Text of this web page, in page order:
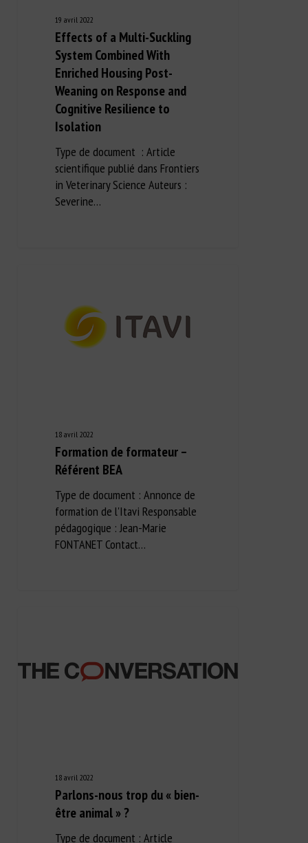
19 avril 2022
Effects of a Multi-Suckling
System Combined With
Enriched Housing Post-
Weaning on Response and
Cognitive Resilience to
Isolation
Type de document : Article
scientifique publié dans Frontiers
in Veterinary Science Auteurs :
Severine…
18 avril 2022
Formation de formateur –
Référent BEA
Type de document : Annonce de
formation de l'Itavi Responsable
pédagogique : Jean-Marie
FONTANET Contact…
18 avril 2022
Parlons-nous trop du « bien-
être animal » ?
Type de document : Article